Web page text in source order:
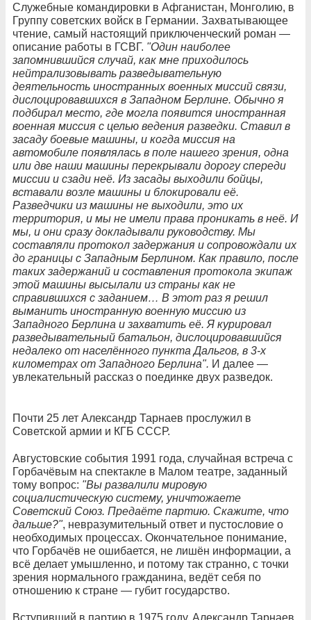
Служебные командировки в Афганистан, Монголию, в
Группу советских войск в Германии. Захватывающее
чтение, самый настоящий приключенческий роман —
описание работы в ГСВГ. "Один наиболее
запомнившийся случай, как мне приходилось
нейтрализовывать разведывательную
деятельность иностранных военных миссий связи,
дислоцировавшихся в Западном Берлине. Обычно я
подбирал место, где могла появится иностранная
военная миссия с целью ведения разведки. Ставил в
засаду боевые машины, и когда миссия на
автомобиле появлялась в поле нашего зрения, одна
или две наши машины перекрывали дорогу спереди
миссии и сзади неё. Из засады выходили бойцы,
вставали возле машины и блокировали её.
Разведчики из машины не выходили, это их
территория, и мы не имели права проникать в неё. И
мы, и они сразу докладывали руководству. Мы
составляли протокол задержания и сопровождали их
до границы с Западным Берлином. Как правило, после
таких задержаний и составления протокола экипаж
этой машины высылали из страны как не
справившихся с заданием… В этот раз я решил
выманить иностранную военную миссию из
Западного Берлина и захватить её. Я курировал
разведывательный батальон, дислоцировавшийся
недалеко от населённого пункта Дальгов, в 3-х
километрах от Западного Берлина". И далее —
увлекательный рассказ о поединке двух разведок.
Почти 25 лет Александр Тарнаев прослужил в
Советской армии и КГБ СССР.
Августовские события 1991 года, случайная встреча с
Горбачёвым на спектакле в Малом театре, заданный
тому вопрос: "Вы развалили мировую
социалистическую систему, уничтожаете
Советский Союз. Предаёте партию. Скажите, что
дальше?", невразумительный ответ и пустословие о
необходимых процессах. Окончательное понимание,
что Горбачёв не ошибается, не лишён информации, а
всё делает умышленно, и потому так странно, с точки
зрения нормального гражданина, ведёт себя по
отношению к стране — губит государство.
Вступивший в партию в 1975 году, Александр Тарнаев